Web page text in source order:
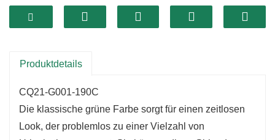
cm ermöglicht eine vielseitige Platzierung, ob
über einen Kaminsims drapiert, um ein
für einen festlichen Mittelpunkt.
Produktdetails
CQ21-G001-190C
Die klassische grüne Farbe sorgt für einen zeitlosen
Look, der problemlos zu einer Vielzahl von